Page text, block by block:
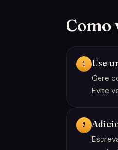
Como
1 Use
Gere
Evite
2